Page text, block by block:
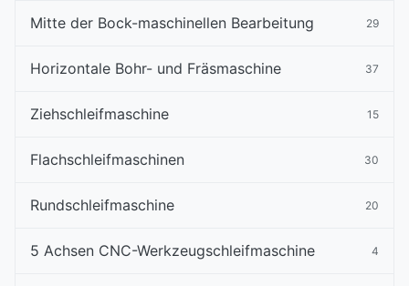
Mitte der Bock-maschinellen Bearbeitung 29
Horizontale Bohr- und Fräsmaschine 37
Ziehschleifmaschine 15
Flachschleifmaschinen 30
Rundschleifmaschine 20
5 Achsen CNC-Werkzeugschleifmaschine 4